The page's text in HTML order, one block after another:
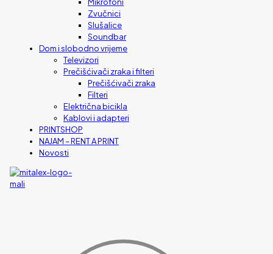
Zvučnici
Slušalice
Soundbar
Dom i slobodno vrijeme
Televizori
Prečišćivači zraka i filteri
Prečišćivači zraka
Filteri
Električna bicikla
Kablovi i adapteri
PRINTSHOP
NAJAM – RENT A PRINT
Novosti